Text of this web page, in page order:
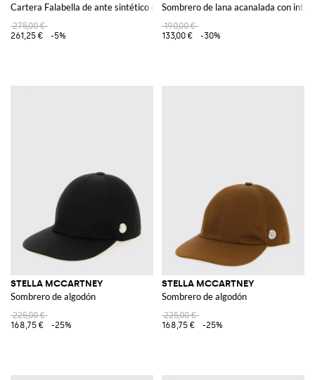
Cartera Falabella de ante sintético craquelado
275,00 €
261,25 €
-5%
Sombrero de lana acanalada con
190,00 €
133,00 €
-30%
STELLA MCCARTNEY
Sombrero de algodón
225,00 €
168,75 €
-25%
STELLA MCCARTNEY
Sombrero de algodón
225,00 €
168,75 €
-25%